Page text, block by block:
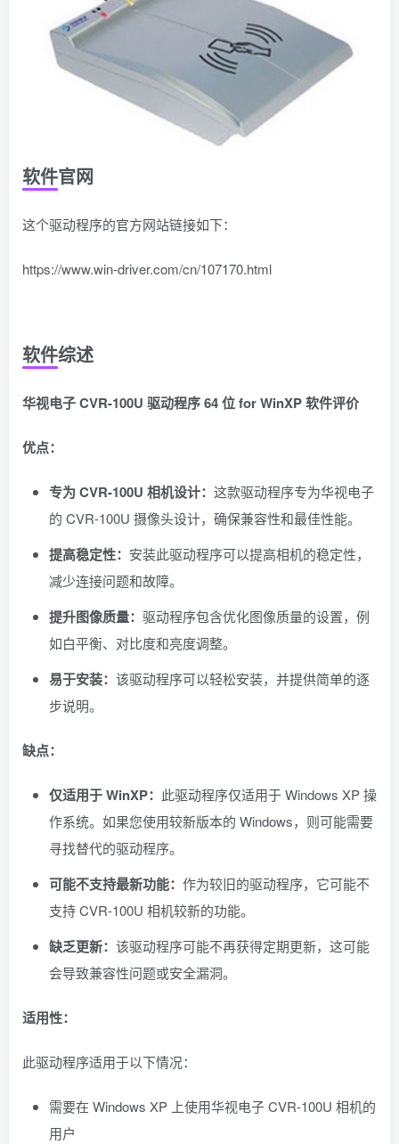
软件官网
这个驱动程序的官方网站链接如下：
https://www.win-driver.com/cn/107170.html
软件综述
华视电子 CVR-100U 驱动程序 64 位 for WinXP 软件评价
优点：
专为 CVR-100U 相机设计： 这款驱动程序专为华视电子
的 CVR-100U 摄像头设计，确保兼容性和最佳性能。
提高稳定性： 安装此驱动程序可以提高相机的稳定性，
减少连接问题和故障。
提升图像质量： 驱动程序包含优化图像质量的设置，例
如白平衡、对比度和亮度调整。
易于安装： 该驱动程序可以轻松安装，并提供简单的逐
步说明。
缺点：
仅适用于 WinXP： 此驱动程序仅适用于 Windows XP 操
作系统。如果您使用较新版本的 Windows，则可能需要
寻找替代的驱动程序。
可能不支持最新功能： 作为较旧的驱动程序，它可能不
支持 CVR-100U 相机较新的功能。
缺乏更新： 该驱动程序可能不再获得定期更新，这可能
会导致兼容性问题或安全漏洞。
适用性：
此驱动程序适用于以下情况：
需要在 Windows XP 上使用华视电子 CVR-100U 相机的
用户